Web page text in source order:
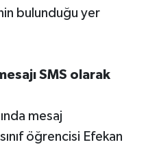
bulunduğu yer
SMS olarak
mesaj
öğrencisi Efekan